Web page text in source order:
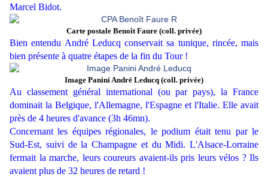
Marcel Bidot.
Carte postale Benoît Faure (coll. privée)
Bien entendu André Leducq conservait sa tunique, rincée, mais
bien présente à quatre étapes de la fin du Tour !
Image Panini André Leducq (coll. privée)
Au classement général international (ou par pays), la France
dominait la Belgique, l'Allemagne, l'Espagne et l'Italie. Elle avait
près de 4 heures d'avance (3h 46mn).
Concernant les équipes régionales, le podium était tenu par le
Sud-Est, suivi de la Champagne et du Midi. L'Alsace-Lorraine
fermait la marche, leurs coureurs avaient-ils pris leurs vélos ? Ils
avaient plus de 32 heures de retard !